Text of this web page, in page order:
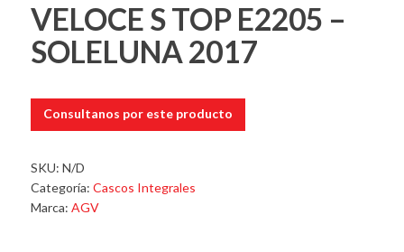
VELOCE S TOP E2205 –
SOLELUNA 2017
Consultanos por este producto
SKU: N/D
Categoría: Cascos Integrales
Marca: AGV